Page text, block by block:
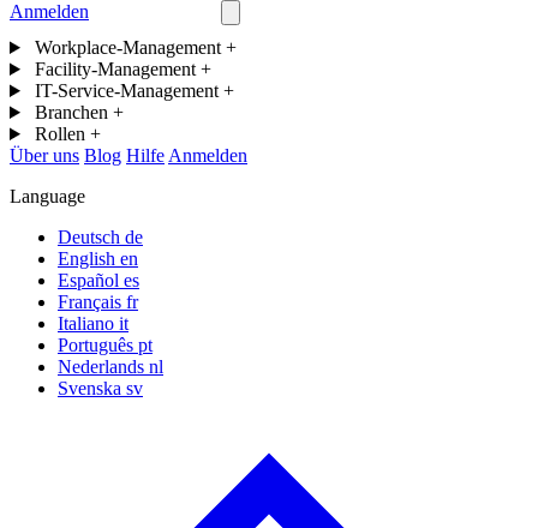
Anmelden
Workplace-Management +
Facility-Management +
IT-Service-Management +
Branchen +
Rollen +
Über uns Blog Hilfe Anmelden
Language
Deutsch de
English en
Español es
Français fr
Italiano it
Português pt
Nederlands nl
Svenska sv